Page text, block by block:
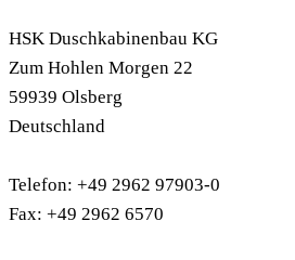
HSK Duschkabinenbau KG
Zum Hohlen Morgen 22
59939 Olsberg
Deutschland
Telefon: +49 2962 97903-0
Fax: +49 2962 6570